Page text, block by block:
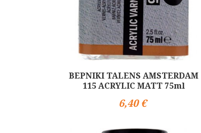
ΒΕΡΝΙΚΙ TALENS AMSTERDAM
115 ACRYLIC MATT 75ml
6,40 €